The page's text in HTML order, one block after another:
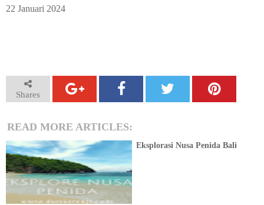
22 Januari 2024
Shares
READ MORE ARTICLES:
Eksplorasi Nusa Penida Bali